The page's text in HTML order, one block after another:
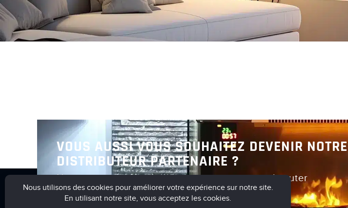
VOUS AUSSI VOUS SOUHAITEZ DEVENIR NOTRE
DISTRIBUTEUR PARTENAIRE ?
Nous vous invitons à nous contacter pour en discuter